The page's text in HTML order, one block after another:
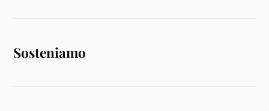
Sosteniamo